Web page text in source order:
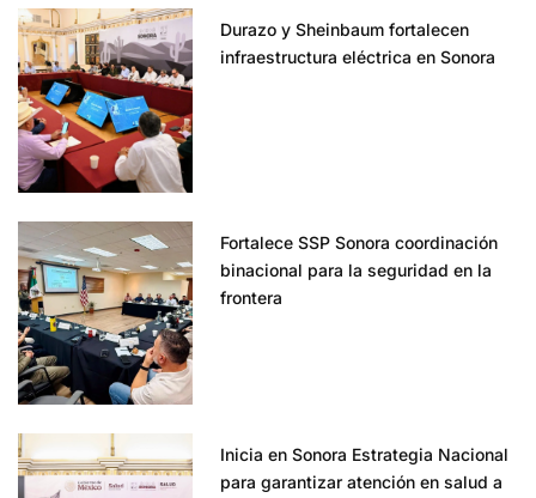
Durazo y Sheinbaum fortalecen
infraestructura eléctrica en Sonora
Fortalece SSP Sonora coordinación
binacional para la seguridad en la
frontera
Inicia en Sonora Estrategia Nacional
para garantizar atención en salud a